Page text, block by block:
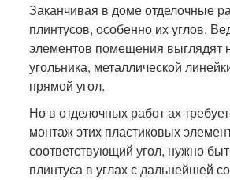
Заканчивая в доме отделочные
плинтусов, особенно их углов.
элементов помещения выглядят
угольника, металлической
прямой угол.
Но в отделочных работ ах
монтаж этих пластиковых
соответствующий угол, нужно
плинтуса в углах с дальнейшей